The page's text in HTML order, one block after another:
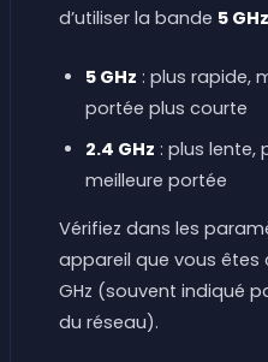
d’utiliser la bande 5 GHz
5 GHz : plus rapide,
portée plus courte
2.4 GHz : plus lente,
meilleure portée
Vérifiez dans les
appareil que vous êtes
GHz (souvent indiqué
du réseau).